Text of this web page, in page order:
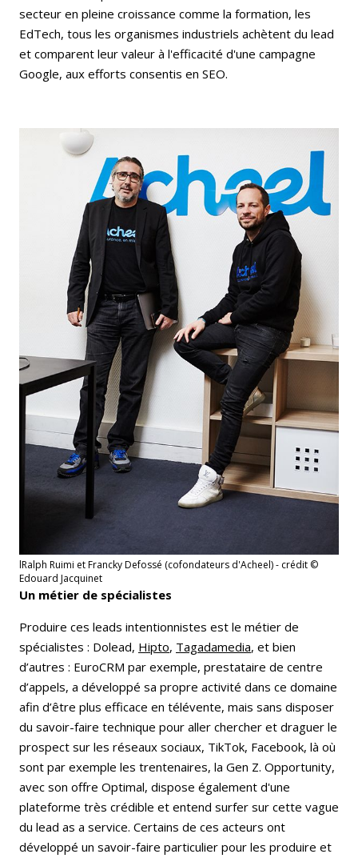
secteur en pleine croissance comme la formation, les
EdTech, tous les organismes industriels achètent du lead
et comparent leur valeur à l'efficacité d'une campagne
Google, aux efforts consentis en SEO.
lRalph Ruimi et Francky Defossé (cofondateurs d'Acheel) - crédit ©
Edouard Jacquinet
Un métier de spécialistes
Produire ces leads intentionnistes est le métier de
spécialistes : Dolead, Hipto, Tagadamedia, et bien
d’autres : EuroCRM par exemple, prestataire de centre
d’appels, a développé sa propre activité dans ce domaine
afin d’être plus efficace en télévente, mais sans disposer
du savoir-faire technique pour aller chercher et draguer le
prospect sur les réseaux sociaux, TikTok, Facebook, là où
sont par exemple les trentenaires, la Gen Z. Opportunity,
avec son offre Optimal, dispose également d'une
plateforme très crédible et entend surfer sur cette vague
du lead as a service. Certains de ces acteurs ont
développé un savoir-faire particulier pour les produire et